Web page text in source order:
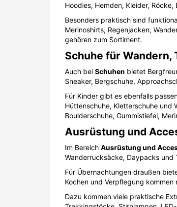
Hoodies, Hemden, Kleider,
Besonders praktisch sind
Merinoshirts, Regenjacken,
gehören zum Sortiment.
Schuhe für
Auch bei Schuhen bietet
Sneaker, Bergschuhe,
Für Kinder gibt es ebenfalls
Hüttenschuhe, Kletterschuhe und
Boulderschuhe, Gummistiefel,
Ausrüstung und
Im Bereich Ausrüstung und
Wanderrucksäcke, Daypacks und
Für Übernachtungen draußen
Kochen und Verpflegung
Dazu kommen viele praktische